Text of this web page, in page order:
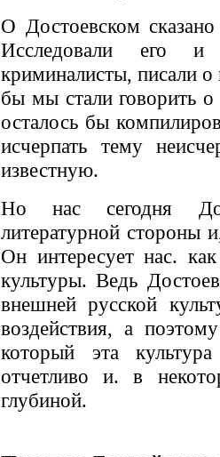
О Достоевском
Исследовали его
криминалисты, писали
бы мы стали говорить о
осталось бы
исчерпать тему
известную.
Но нас сегодня
литературной стороны
Он интересует нас.
культуры. Ведь
внешней русской
воздействия, а
который эта
отчетливо и. в
глубиной.